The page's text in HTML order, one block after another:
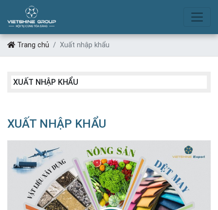
XUẤT NHẬP KHẨU
Trang chủ Xuất nhập khẩu
XUẤT NHẬP KHẨU
XUẤT NHẬP KHẨU